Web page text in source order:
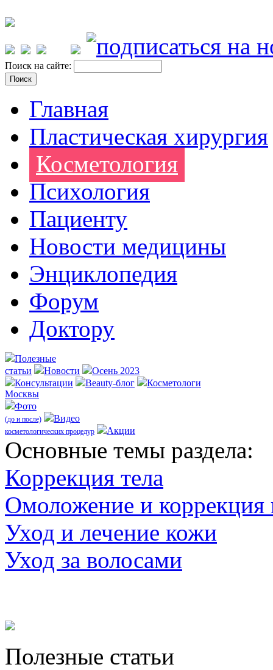
Поиск на сайте:
Главная
Пластическая хирургия
Косметология
Психология
Пациенту
Новости медицины
Энциклопедия
Форум
Доктору
Полезные
статьи
Новости
Осень 2023
Консультации
Beauty-блог
Косметологи
Москвы
Фото
(до и после) Видео
косметологических процедур Акции
Оcновные темы раздела:
Коррекция тела
Омоложение и коррекция
Уход и лечение кожи
Уход за волосами
Полезные статьи